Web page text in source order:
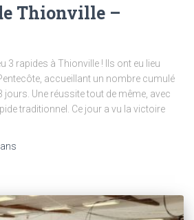
Thionville –
3 rapides à Thionville ! Ils ont eu lieu
accueillant un nombre cumulé
Une réussite tout de même, avec
traditionnel. Ce jour a vu la victoire